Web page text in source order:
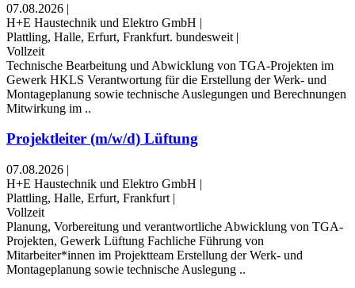
07.08.2026 |
H+E Haustechnik und Elektro GmbH |
Plattling, Halle, Erfurt, Frankfurt. bundesweit |
Vollzeit
Technische Bearbeitung und Abwicklung von TGA-Projekten im
Gewerk HKLS Verantwortung für die Erstellung der Werk- und
Montageplanung sowie technische Auslegungen und Berechnungen
Mitwirkung im ..
Projektleiter (m/w/d) Lüftung
07.08.2026 |
H+E Haustechnik und Elektro GmbH |
Plattling, Halle, Erfurt, Frankfurt |
Vollzeit
Planung, Vorbereitung und verantwortliche Abwicklung von TGA-
Projekten, Gewerk Lüftung Fachliche Führung von
Mitarbeiter*innen im Projektteam Erstellung der Werk- und
Montageplanung sowie technische Auslegung ..